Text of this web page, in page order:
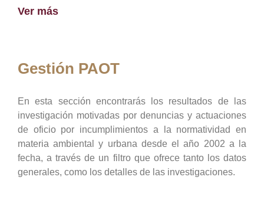
Ver más
Gestión PAOT
En esta sección encontrarás los resultados de las
investigación motivadas por denuncias y actuaciones
de oficio por incumplimientos a la normatividad en
materia ambiental y urbana desde el año 2002 a la
fecha, a través de un filtro que ofrece tanto los datos
generales, como los detalles de las investigaciones.